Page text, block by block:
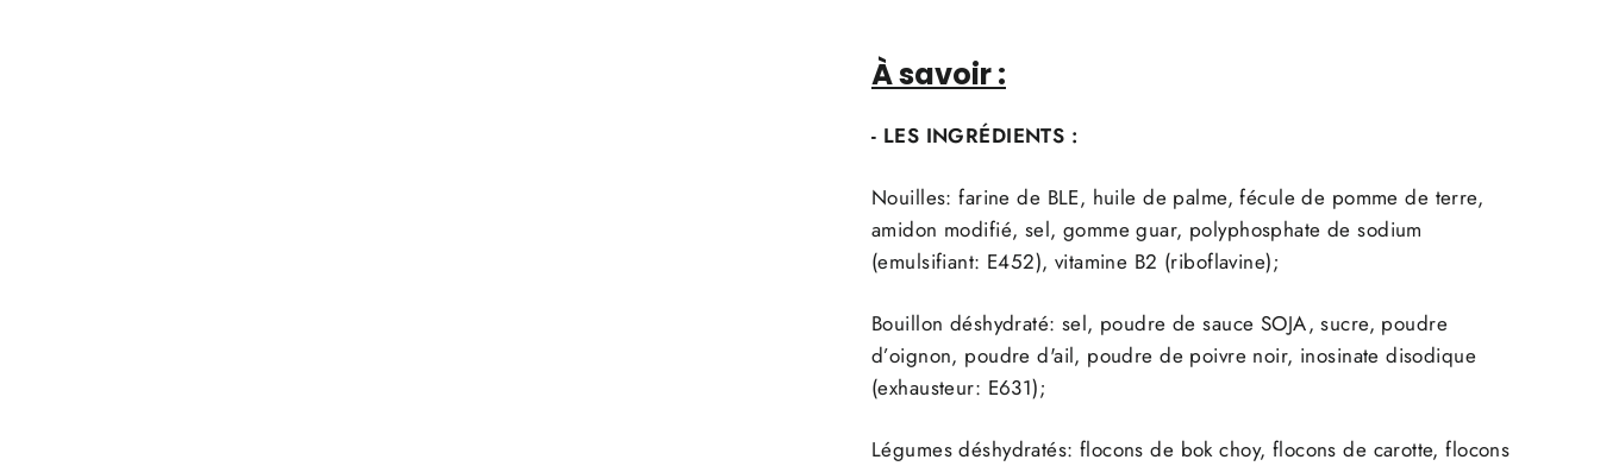
À savoir :
- LES INGRÉDIENTS :
Nouilles: farine de BLE, huile de palme, fécule de pomme de terre,
amidon modifié, sel, gomme guar, polyphosphate de sodium
(emulsifiant: E452), vitamine B2 (riboflavine);
Bouillon déshydraté: sel, poudre de sauce SOJA,sucre, poudre
d’oignon, poudre d'ail, poudre de poivre noir, inosinate disodique
(exhausteur: E631);
Légumes déshydratés: flocons de bok choy, flocons de carotte, flocons